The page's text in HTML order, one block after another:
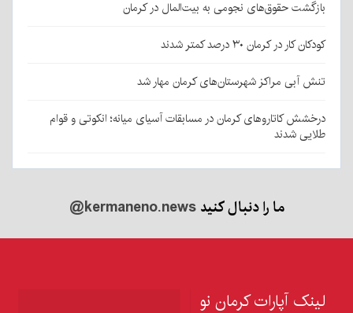
بازگشت حقوق‌های نجومی به بیت‌المال در کرمان
کودکان کار در کرمان ۳۰ درصد کمتر شدند
تنش آبی مراکز شهرستان‌های کرمان مهار شد
درخشش کاتاروهای کرمان در مسابقات آسیای میانه؛ انکوتی و قوام
طلایی شدند
ما را دنبال کنید@kermaneno.news
لینک آپارات کرمان نو